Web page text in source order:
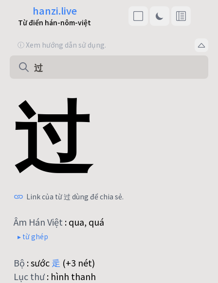
hanzi.live
Từ điển hán-nôm-việt
ⓘ Xem hướng dẫn sử dụng.
过
Link của từ 过 dùng để chia sẻ.
Âm Hán Việt :qua, quá
▸ từ ghép
Bộ :sước辵 (+3 nét)
Lục thư: hình thanh